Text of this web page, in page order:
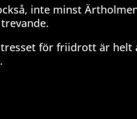
inte minst
för friidrott är helt